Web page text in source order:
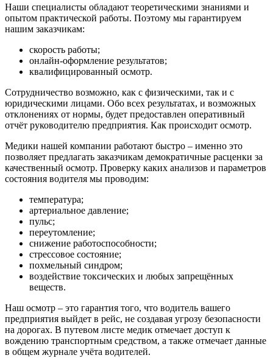
Наши специалисты обладают теоретическими знаниями и
опытом практической работы. Поэтому мы гарантируем
нашим заказчикам:
скорость работы;
онлайн-оформление результатов;
квалифицированный осмотр.
Сотрудничество возможно, как с физическими, так и с
юридическими лицами. Обо всех результатах, и возможных
отклонениях от нормы, будет предоставлен оперативный
отчёт руководителю предприятия. Как происходит осмотр.
Медики нашей компании работают быстро – именно это
позволяет предлагать заказчикам демократичные расценки за
качественный осмотр. Проверку каких анализов и параметров
состояния водителя мы проводим:
температура;
артериальное давление;
пульс;
переутомление;
снижение работоспособности;
стрессовое состояние;
похмельный синдром;
воздействие токсических и любых запрещённых
веществ.
Наш осмотр – это гарантия того, что водитель вашего
предприятия выйдет в рейс, не создавая угрозу безопасности
на дорогах. В путевом листе медик отмечает доступ к
вождению транспортным средством, а также отмечает данные
в общем журнале учёта водителей.